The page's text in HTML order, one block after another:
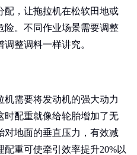
配，让拖拉机在松软田地或
险。不同作业场景需要调整
整调料一样讲究。
机需要将发动机的强大动力
时配重就像给轮胎增加了无
对地面的垂直压力，有效减
重可使牵引效率提升20%以